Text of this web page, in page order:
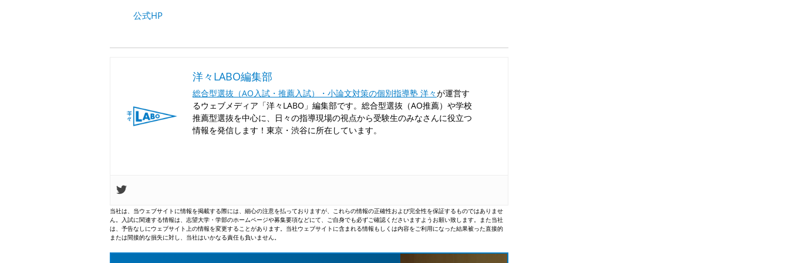
公式HP
洋々LABO編集部
総合型選抜（AO入試・推薦入試）・小論文対策の個別指導塾 洋々が運営す
るウェブメディア「洋々LABO」編集部です。総合型選抜（AO推薦）や学校
推薦型選抜を中心に、日々の指導現場の視点から受験生のみなさんに役立つ
情報を発信します！東京・渋谷に所在しています。
当社は、当ウェブサイトに情報を掲載する際には、細心の注意を払っておりますが、これらの情報の正確性および完全性を保証するものではありませ
ん。入試に関連する情報は、志望大学・学部のホームページや募集要項などにて、ご自身でも必ずご確認くださいますようお願い致します。また当社
は、予告なしにウェブサイト上の情報を変更することがあります。当社ウェブサイトに含まれる情報もしくは内容をご利用になった結果被った直接的
または間接的な損失に対し、当社はいかなる責任も負いません。